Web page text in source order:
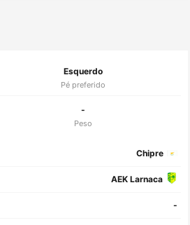
Esquerdo
Pé preferido
-
Peso
Chipre
AEK Larnaca
-